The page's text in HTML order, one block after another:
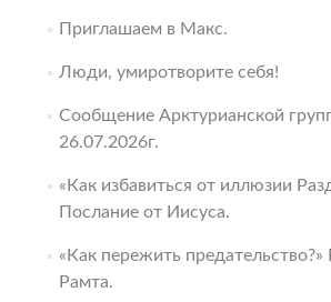
Приглашаем в Макс.
Люди, умиротворите себя!
Сообщение Арктурианской
26.07.2026г.
«Как избавиться от иллюзии
Послание от Иисуса.
«Как пережить предательство?»
Рамта.